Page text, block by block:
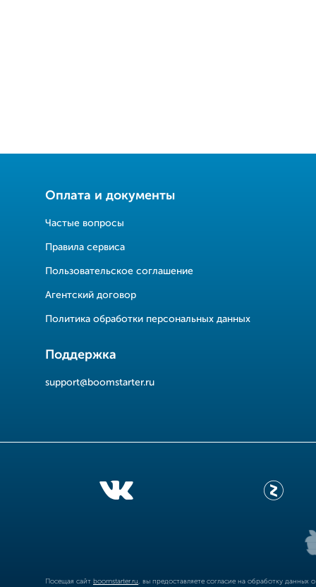
Оплата и документы
Частые вопросы
Правила сервиса
Пользовательское соглашение
Агентский договор
Политика обработки персональных данных
Поддержка
support@boomstarter.ru
Посещая сайт boomstarter.ru , вы предоставляете согласие на обработку